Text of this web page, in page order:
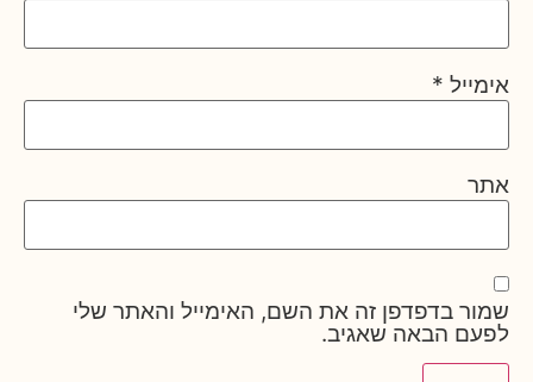
אימייל *
אתר
שמור בדפדפן זה את השם, האימייל והאתר שלי
לפעם הבאה שאגיב.